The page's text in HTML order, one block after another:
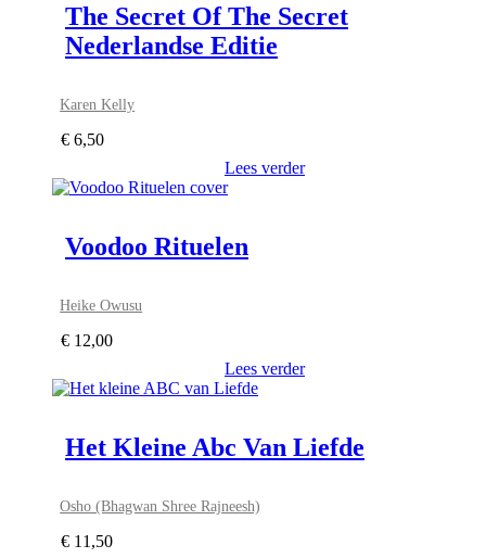
The Secret Of The Secret
Nederlandse Editie
Karen Kelly
€ 6,50
Lees verder
Voodoo Rituelen
Heike Owusu
€ 12,00
Lees verder
Het Kleine Abc Van Liefde
Osho (Bhagwan Shree Rajneesh)
€ 11,50